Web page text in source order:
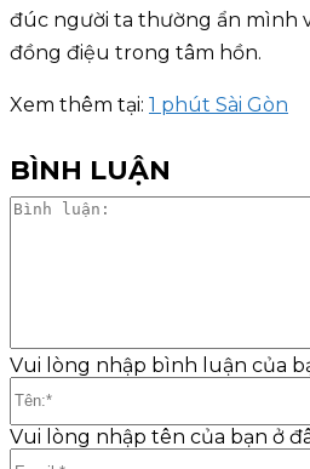
đúc người ta thường ẩn mình
đồng điệu trong tâm hồn.
Xem thêm tại: 1 phút Sài Gòn
BÌNH LUẬN
Vui lòng nhập bình luận của
Vui lòng nhập tên của bạn ở